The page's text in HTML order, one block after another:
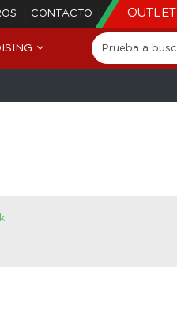
CONTACTO OUTLET